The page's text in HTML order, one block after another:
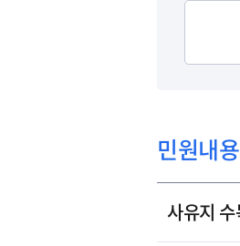
민원내용
사유지